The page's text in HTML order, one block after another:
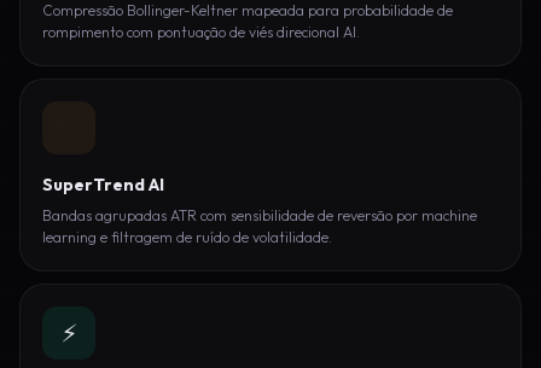
Compressão Bollinger-Keltner mapeada para probabilidade de
rompimento com pontuação de viés direcional AI.
SuperTrend AI
Bandas agrupadas ATR com sensibilidade de reversão por machine
learning e filtragem de ruído de volatilidade.
⚡